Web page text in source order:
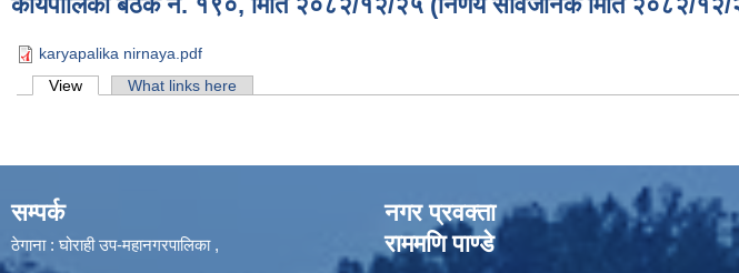
karyapalika nirnaya.pdf
Primary tabs
View (active tab)What links here
सम्पर्क
ठेगाना : घोराही उप-महानगरपालिका ,
नगर प्रवक्ता
राममणि पाण्डे